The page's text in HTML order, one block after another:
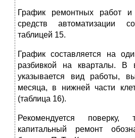
График ремонтных работ
средств автоматизации
таблицей 15.
График составляется на
разбивкой на кварталы. В
указывается вид работы,
месяца, в нижней части
(таблица 16).
Рекомендуется
капитальный ремонт